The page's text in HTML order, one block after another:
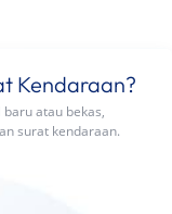
Kendaraan?
atau bekas,
surat kendaraan.